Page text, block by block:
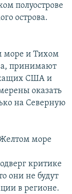
полуострове
острова.
море и Тихом
принимают
США и
оказать
на Северную
море
критике
они не будут
в регионе.